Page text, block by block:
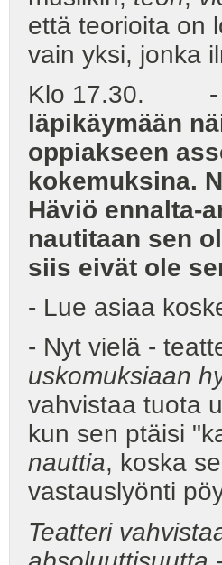
että teorioita on
vain yksi, jonka
Klo 17.30. -
läpikäymään
oppiakseen
kokemuksina.
Häviö ennalta-
nautitaan sen
siis eivät ole
- Lue asiaa
- Nyt vielä -
uskomuksiaan
vahvistaa tuota
kun sen ptäisi
nauttia, koska se
vastauslyönti
Teatteri